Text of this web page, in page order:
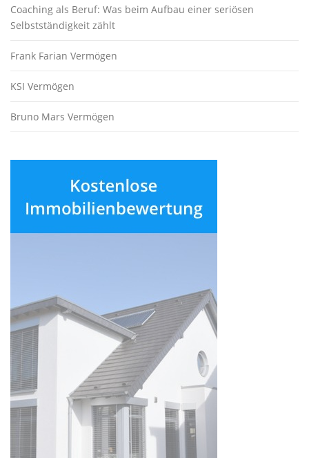
Coaching als Beruf: Was beim Aufbau einer seriösen
Selbstständigkeit zählt
Frank Farian Vermögen
KSI Vermögen
Bruno Mars Vermögen